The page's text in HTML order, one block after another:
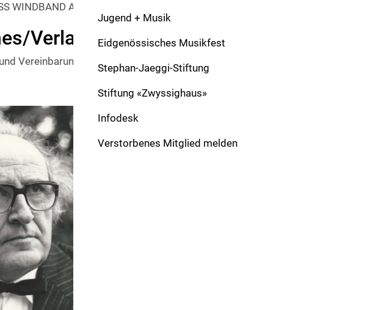
Jugend + Musik
Eidgenössisches Musikfest
Stephan-Jaeggi-Stiftung
Stiftung «Zwyssighaus»
Infodesk
Verstorbenes Mitglied melden
WINDBAND AWARDS) des SBV stattfinden.
Verlag:
Vereinbarung mit Thomas Trachsel, Präsident der Musikkommission des SBV